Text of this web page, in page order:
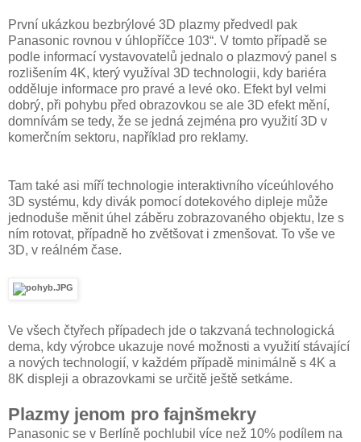
První ukázkou bezbrýlové 3D plazmy předvedl pak
Panasonic rovnou v úhlopříčce 103“. V tomto případě se
podle informací vystavovatelů jednalo o plazmový panel s
rozlišením 4K, který využíval 3D technologii, kdy bariéra
odděluje informace pro pravé a levé oko. Efekt byl velmi
dobrý, při pohybu před obrazovkou se ale 3D efekt mění,
domnívám se tedy, že se jedná zejména pro využití 3D v
komerčním sektoru, například pro reklamy.
Tam také asi míří technologie interaktivního víceúhlového
3D systému, kdy divák pomocí dotekového dipleje může
jednoduše měnit úhel záběru zobrazovaného objektu, lze s
ním rotovat, případně ho zvětšovat i zmenšovat. To vše ve
3D, v reálném čase.
Ve všech čtyřech případech jde o takzvaná technologická
dema, kdy výrobce ukazuje nové možnosti a využití stávající
a nových technologií, v každém případě minimálně s 4K a
8K displeji a obrazovkami se určitě ještě setkáme.
Plazmy jenom pro fajnšmekry
Panasonic se v Berlíně pochlubil více než 10% podílem na